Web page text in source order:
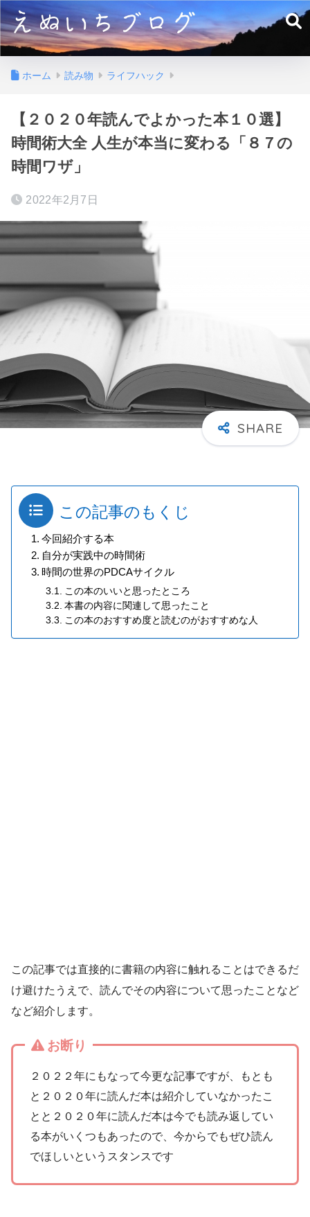
ホーム 読み物 ライフハック
【２０２０年読んでよかった本１０選】
時間術大全 人生が本当に変わる「８７の
時間ワザ」
2022年2月7日
この記事のもくじ
今回紹介する本
自分が実践中の時間術
時間の世界のPDCAサイクル
この本のいいと思ったところ
本書の内容に関連して思ったこと
この本のおすすめ度と読むのがおすすめな人
この記事では直接的に書籍の内容に触れることはできるだ
け避けたうえで、読んでその内容について思ったことなど
など紹介します。
お断り
２０２２年にもなって今更な記事ですが、もとも
と２０２０年に読んだ本は紹介していなかったこ
とと２０２０年に読んだ本は今でも読み返してい
る本がいくつもあったので、今からでもぜひ読ん
でほしいというスタンスです